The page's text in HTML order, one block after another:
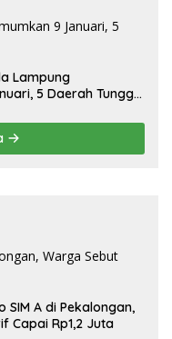
Lampung
5 Daerah Tunggu
SIM A di Pekalongan,
Capai Rp1,2 Juta